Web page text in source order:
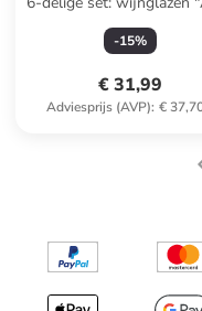
- 460 ml
-15%
€ 31,99
Adviesprijs (AVP): €